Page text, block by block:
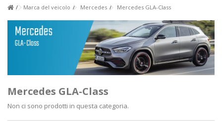
Marca del veicolo Mercedes Mercedes GLA-Class
Mercedes GLA-Class
Non ci sono prodotti in questa categoria.